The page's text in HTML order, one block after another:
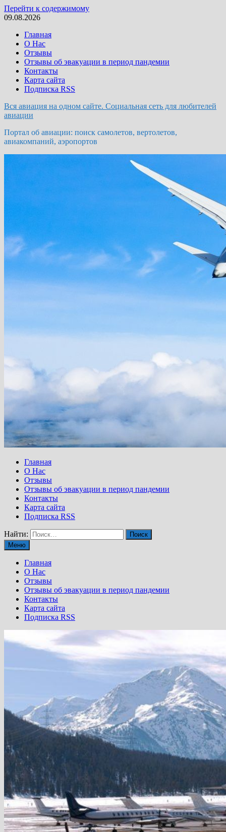
Перейти к содержимому
09.08.2026
Главная
О Нас
Отзывы
Отзывы об эвакуации в период пандемии
Контакты
Карта сайта
Подписка RSS
Вся авиация на одном сайте. Социальная сеть для любителей
авиации
Портал об авиации: поиск самолетов, вертолетов,
авиакомпаний, аэропортов
Главная
О Нас
Отзывы
Отзывы об эвакуации в период пандемии
Контакты
Карта сайта
Подписка RSS
Найти:
Меню
Главная
О Нас
Отзывы
Отзывы об эвакуации в период пандемии
Контакты
Карта сайта
Подписка RSS